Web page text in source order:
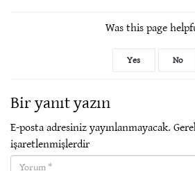
Was this page
Yes No
Bir yanıt yazın
E-posta adresiniz yayınlanmayacak.
işaretlenmişlerdir
Yorum(required)